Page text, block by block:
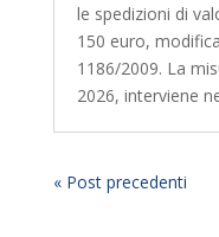
le spedizioni di
150 euro,
1186/2009. La
2026, interviene
« Post precedenti